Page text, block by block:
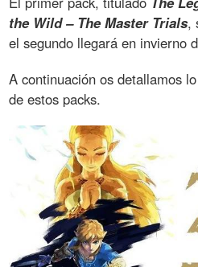
the Wild – The Master Trials,
el segundo llegará en invierno
A continuación os detallamos
de estos packs.